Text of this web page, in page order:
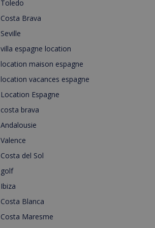
Toledo
Costa Brava
Seville
villa espagne location
location maison espagne
location vacances espagne
Location Espagne
costa brava
Andalousie
Valence
Costa del Sol
golf
Ibiza
Costa Blanca
Costa Maresme